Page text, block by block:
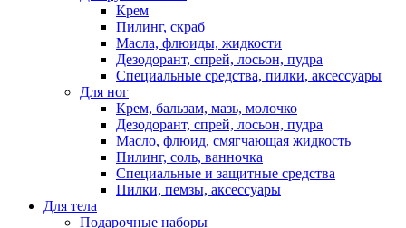
Крем
Пилинг, скраб
Масла, флюиды, жидкости
Дезодорант, спрей, лосьон, пудра
Специальные средства, пилки, аксессуары
Для ног
Крем, бальзам, мазь, молочко
Дезодорант, спрей, лосьон, пудра
Масло, флюид, смягчающая жидкость
Пилинг, соль, ванночка
Специальные и защитные средства
Пилки, пемзы, аксессуары
Для тела
Подарочные наборы